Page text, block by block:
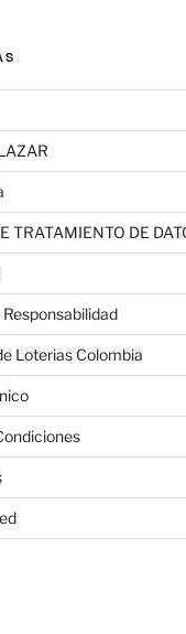
TRATAMIENTO DE
Loterias Colombia